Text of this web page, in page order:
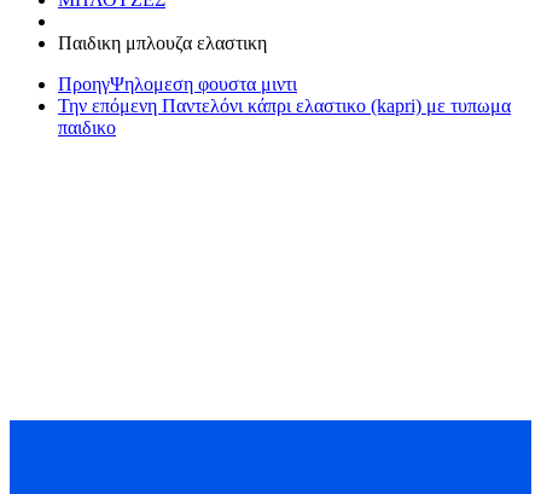
Παιδικη μπλουζα ελαστικη
ΠροηγΨηλομεση φουστα μιντι
Την επόμενη Παντελόνι κάπρι ελαστικο (kapri) με τυπωμα
παιδικο